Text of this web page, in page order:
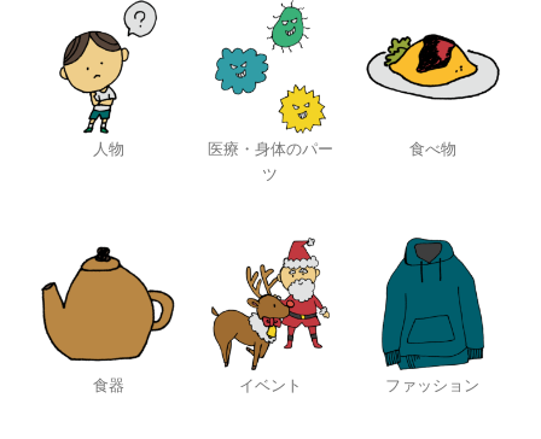
人物
医療・身体のパー
ツ
食べ物
食器 イベント ファッション